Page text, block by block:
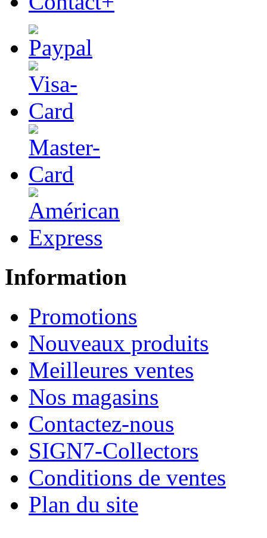
Information
Promotions
Nouveaux produits
Meilleures ventes
Nos magasins
Contactez-nous
SIGN7-Collectors
Conditions de ventes
Plan du site